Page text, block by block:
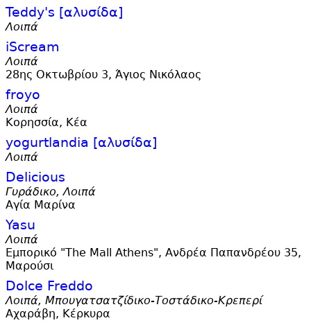
Teddy's [αλυσίδα]
Λοιπά
iScream
Λοιπά
28ης Οκτωβρίου 3, Άγιος Νικόλαος
froyo
Λοιπά
Κορησσία, Κέα
yogurtlandia [αλυσίδα]
Λοιπά
Delicious
Γυράδικο, Λοιπά
Αγία Μαρίνα
Yasu
Λοιπά
Εμπορικό "The Mall Athens", Ανδρέα Παπανδρέου 35,
Μαρούσι
Dolce Freddo
Λοιπά, Μπουγατσατζίδικο-Τοστάδικο-Κρεπερί
Αχαράβη, Κέρκυρα